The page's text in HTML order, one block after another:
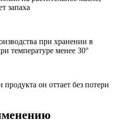
запаха
при хранении в
температуре менее 30°
он оттает без потери